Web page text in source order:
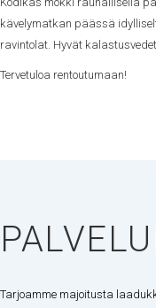
kävelymatkan päässä
ravintolat. Hyvät
Tervetuloa rentoutumaan!
Tarjoamme majoitusta